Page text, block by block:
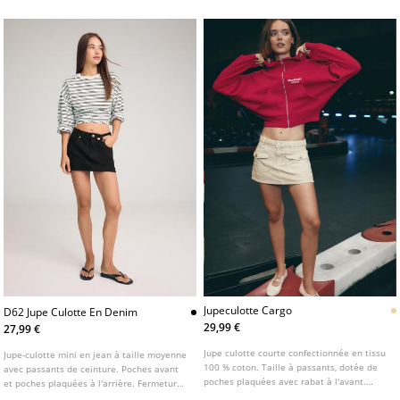
D62 Jupe Culotte En Denim
27,99 €
Jupe-culotte mini en jean à taille moyenne
avec passants de ceinture. Poches avant
et poches plaquées à l'arrière. Fermeture
Jupeculotte Cargo
29,99 €
Jupe culotte courte confectionnée en tissu
100 % coton. Taille à passants, dotée de
poches plaquées avec rabat à l'avant.